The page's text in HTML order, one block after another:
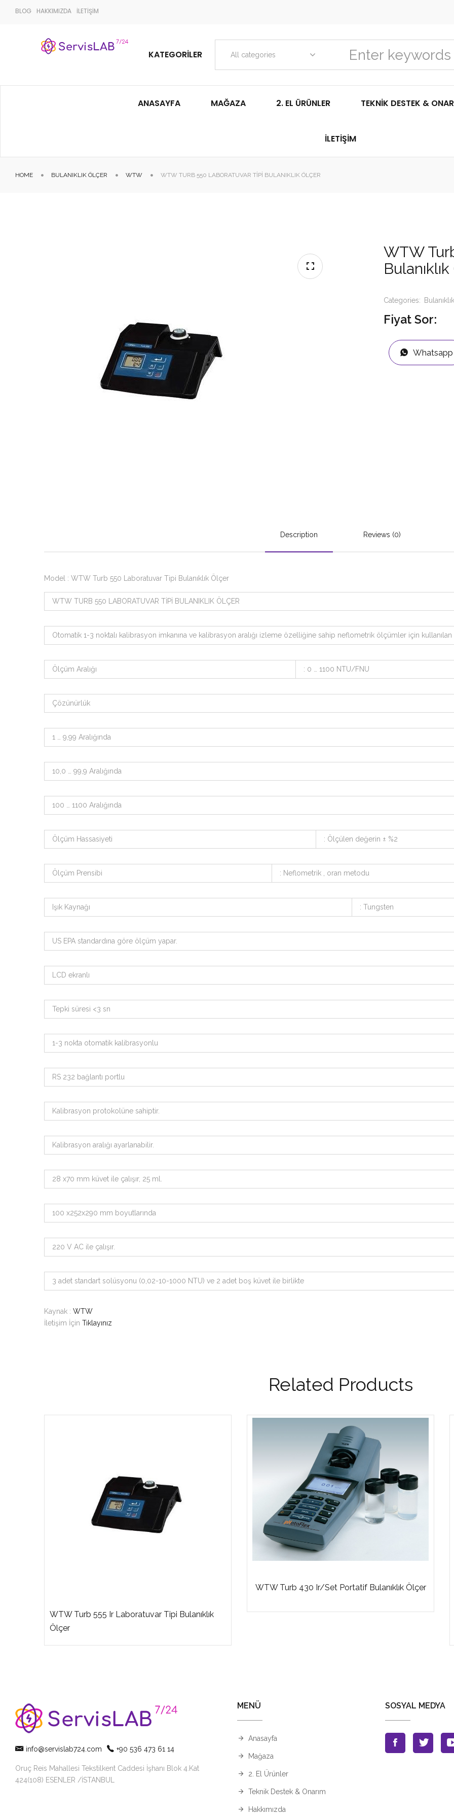
BLOG HAKKIMIZDA İLETİŞİM
KATEGORILER All categories
ANASAYFA MAĞAZA 2. EL ÜRÜNLER TEKNIK DESTEK &
İLETIŞIM
HOME BULANIKLIK ÖLÇER WTW WTW TURB 550 LABORATUVAR TIPI BULANIKLIK ÖLÇER
WTW
Categories:
Fiyat Sor:
Whatsapp
Description Reviews (0)
Model : WTW Turb 550 Laboratuvar Tipi Bulanıklık Ölçer
WTW TURB 550 LABORATUVAR TİPİ BULANIKLIK ÖLÇER
Otomatik 1-3 noktalı kalibrasyon imkanına ve kalibrasyon aralığı izleme özelliğine sahip neflometrik ölçümler için kullanılan
Ölçüm Aralığı : 0 … 1100 NTU/FNU
Çözünürlük
1 … 9,99 Aralığında
10,0 … 99,9 Aralığında
100 … 1100 Aralığında
Ölçüm Hassasiyeti : Ölçülen değerin ± %2
Ölçüm Prensibi : Neflometrik , oran metodu
Işık Kaynağı : Tungsten
US EPA standardına göre ölçüm yapar.
LCD ekranlı
Tepki süresi <3 sn
1-3 nokta otomatik kalibrasyonlu
RS 232 bağlantı portlu
Kalibrasyon protokolüne sahiptir.
Kalibrasyon aralığı ayarlanabilir.
28 x70 mm küvet ile çalışır, 25 ml.
100 x252x290 mm boyutlarında
220 V AC ile çalışır.
3 adet standart solüsyonu (0,02-10-1000 NTU) ve 2 adet boş küvet ile birlikte
Kaynak : WTW
İletişim İçin Tıklayınız
Related Products
WTW Turb 555 Ir Laboratuvar Tipi Bulanıklık
Ölçer
WTW Turb 430 Ir/Set Portatif Bulanıklık Ölçer
info@servislab724.com +90 536 473 61 14
Oruç Reis Mahallesi Tekstilkent Caddesi İşhanı Blok 4.Kat
424(108) ESENLER /İSTANBUL
MENÜ
Anasayfa
Mağaza
2. El Ürünler
Teknik Destek & Onarım
Hakkımızda
SOSYAL MEDYA